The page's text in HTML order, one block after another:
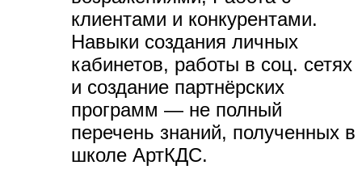
клиентами и конкурентами.
Навыки создания личных
кабинетов, работы в соц. сетях
и создание партнёрских
программ — не полный
перечень знаний, полученных в
школе АртКДС.